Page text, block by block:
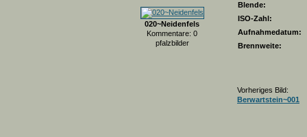
020~Neidenfels
Kommentare: 0
pfalzbilder
Blende:
ISO-Zahl:
Aufnahmedatum:
Brennweite:
Vorheriges Bild:
Berwartstein~001